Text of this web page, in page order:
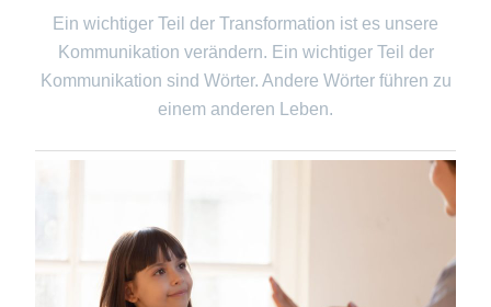
Ein wichtiger Teil der Transformation ist es unsere
Kommunikation verändern. Ein wichtiger Teil der
Kommunikation sind Wörter. Andere Wörter führen zu
einem anderen Leben.